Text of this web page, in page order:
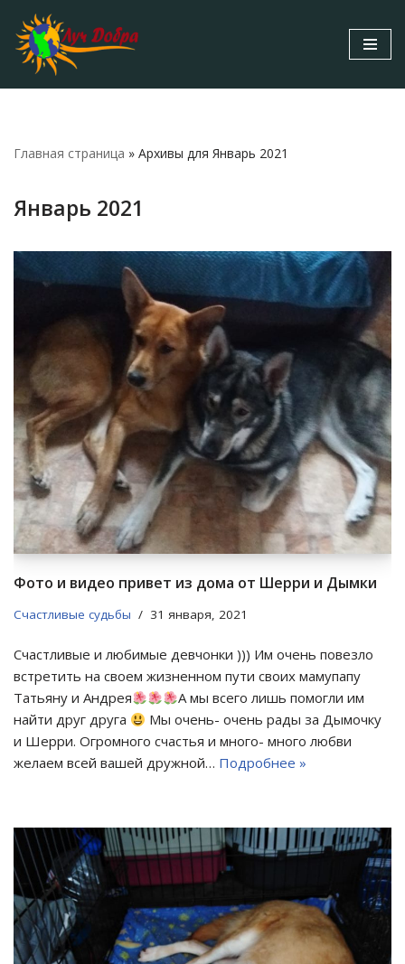
Перейти
содержимому
Главная страница » Архивы для Январь 2021
Январь 2021
Фото и видео привет из дома от Шерри и Дымки
Счастливые судьбы 31 января, 2021
Счастливые и любимые девчонки ))) Им очень повезло
встретить на своем жизненном пути своих мамупапу
Татьяну и Андрея
А мы всего лишь помогли им
найти друг друга
Мы очень- очень рады за Дымочку
и Шерри. Огромного счастья и много- много любви
желаем всей вашей дружной… Подробнее »